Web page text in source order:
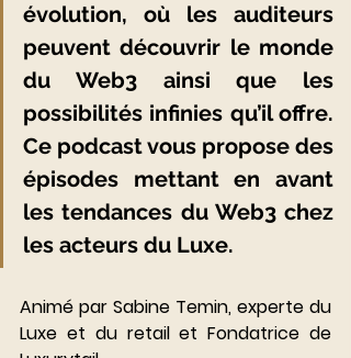
évolution, où les auditeurs
peuvent découvrir le monde
du Web3 ainsi que les
possibilités infinies qu’il offre.
Ce podcast vous propose des
épisodes mettant en avant
les tendances du Web3 chez
les acteurs du Luxe.
Animé par Sabine Temin, experte du
Luxe et du retail et Fondatrice de